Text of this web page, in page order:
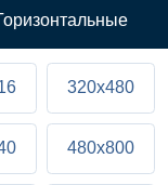
320x480
480x800